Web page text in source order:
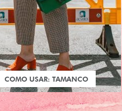
COMO USAR: TAMANCO